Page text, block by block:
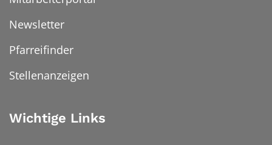
Newsletter
Pfarreifinder
Stellenanzeigen
Wichtige Links